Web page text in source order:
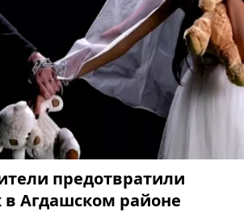
предотвратили
в Агдашском районе